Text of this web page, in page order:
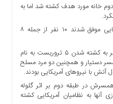
خانه مورد هدف کشته شد اما به
کربی خاطرنشان کرد: نیروهای آمریکایی موفق شدند ۱۰ نفر از جمله ۸
کربی اظهار داشت که این عملیات منجر به کشته شدن ۵ تروریست به نام
دستیار و همچنین دو مرد مسلح
آتش با نیروهای آمریکایی بودند.
در طبقه دوم بر اثر گلوله
آنها به نظامیان آمریکایی کشته